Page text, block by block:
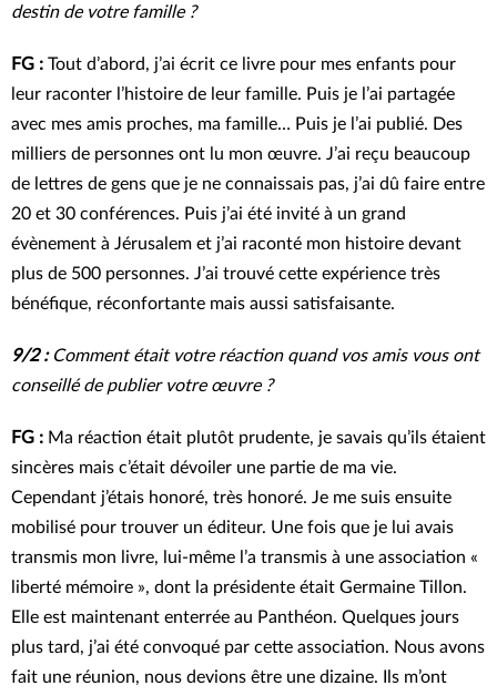
destin de votre famille ?
FG : Tout d’abord, j’ai écrit ce livre pour mes enfants pour
leur raconter l’histoire de leur famille. Puis je l’ai partagée
avec mes amis proches, ma famille… Puis je l’ai publié. Des
milliers de personnes ont lu mon œuvre. J’ai reçu beaucoup
de lettres de gens que je ne connaissais pas, j’ai dû faire entre
20 et 30 conférences. Puis j’ai été invité à un grand
évènement à Jérusalem et j’ai raconté mon histoire devant
plus de 500 personnes. J’ai trouvé cette expérience très
bénéfique, réconfortante mais aussi satisfaisante.
9/2 : Comment était votre réaction quand vos amis vous ont
conseillé de publier votre œuvre ?
FG : Ma réaction était plutôt prudente, je savais qu’ils étaient
sincères mais c’était dévoiler une partie de ma vie.
Cependant j’étais honoré, très honoré. Je me suis ensuite
mobilisé pour trouver un éditeur. Une fois que je lui avais
transmis mon livre, lui-même l’a transmis à une association «
liberté mémoire », dont la présidente était Germaine Tillon.
Elle est maintenant enterrée au Panthéon. Quelques jours
plus tard, j’ai été convoqué par cette association. Nous avons
fait une réunion, nous devions être une dizaine. Ils m’ont